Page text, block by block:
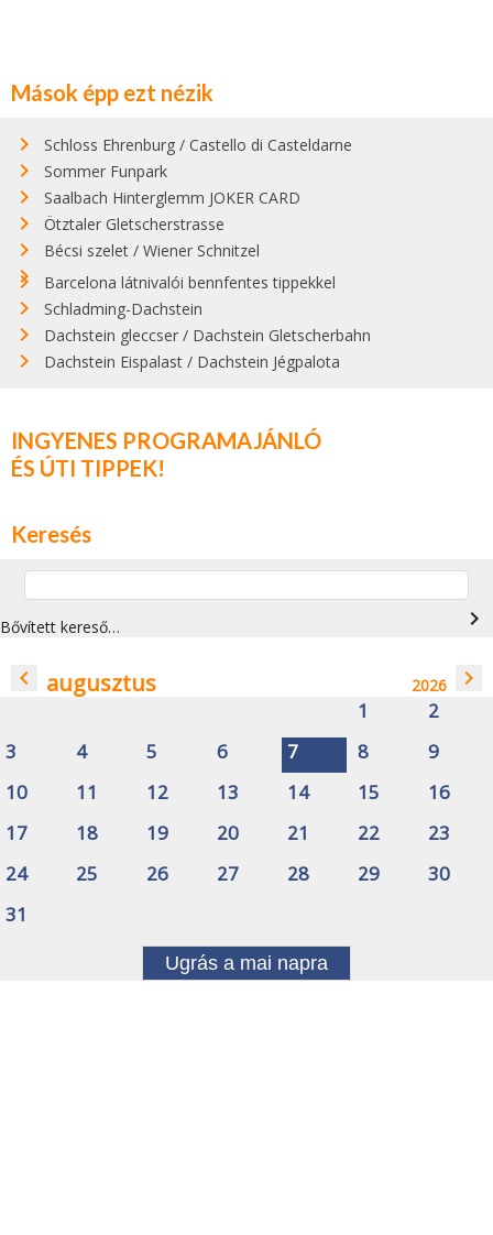
Mások épp ezt nézik
Schloss Ehrenburg / Castello di Casteldarne
Sommer Funpark
Saalbach Hinterglemm JOKER CARD
Ötztaler Gletscherstrasse
Bécsi szelet / Wiener Schnitzel
Barcelona látnivalói bennfentes tippekkel
Schladming-Dachstein
Dachstein gleccser / Dachstein Gletscherbahn
Dachstein Eispalast / Dachstein Jégpalota
INGYENES PROGRAMAJÁNLÓ
ÉS ÚTI TIPPEK!
Keresés
Bővített kereső… navigate_next
navigate_before augusztus 2026 navigate_next
1
2
3
4 5 6 7 8
9
10
11 12 13 14 15
16
17
18 19 20 21 22
23
24
25 26 27 28 29
30
31
Ugrás a mai napra